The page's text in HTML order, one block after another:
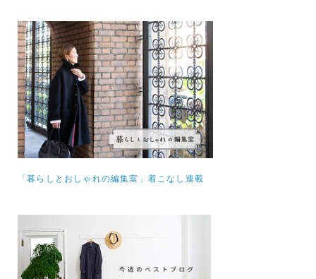
「暮らしとおしゃれの編集室」着こなし連載